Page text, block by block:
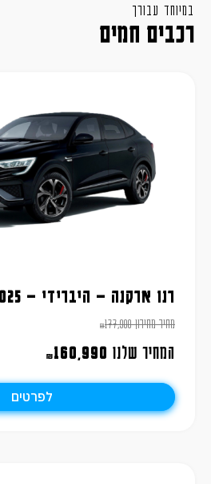
במיוחד עבורך
רכבים חמים
רנו ארקנה – היברידי – 2025
מחיר מחירון ₪177,900
המחיר שלנו ₪160,990
לפרטים